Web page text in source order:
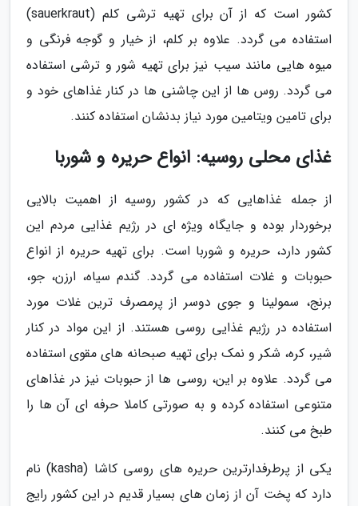
کشور است که از آن برای تهیه ترشی کلم (sauerkraut)
استفاده می گردد. علاوه بر کلم، از خیار و گوجه فرنگی و
میوه هایی مانند سیب نیز برای تهیه شور و ترشی استفاده
می گردد. روس ها از این چاشنی ها در کنار غذاهای خود و
برای تامین ویتامین مورد نیاز بدنشان استفاده کنند.
غذای محلی روسیه: انواع حریره و شوربا
از جمله غذاهایی که در کشور روسیه از اهمیت بالایی
برخوردار بوده و جایگاه ویژه ای در رژیم غذایی مردم این
کشور دارد، حریره و شوربا است. برای تهیه حریره از انواع
حبوبات و غلات استفاده می گردد. گندم سیاه، ارزن، جو،
برنج، سمولینا و جوی دوسر از پرمصرف ترین غلات مورد
استفاده در رژیم غذایی روسی هستند. از این مواد در کنار
شیر، کره، شکر و نمک برای تهیه صبحانه های مقوی استفاده
می گردد. علاوه بر این، روسی ها از حبوبات نیز در غذاهای
متنوعی استفاده کرده و به صورتی کاملا حرفه ای آن ها را
طبخ می کنند.
یکی از پرطرفدارترین حریره های روسی کاشا (kasha) نام
دارد که پخت آن از زمان های بسیار قدیم در این کشور رایج